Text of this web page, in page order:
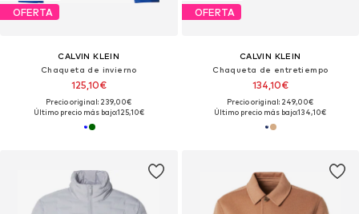
OFERTA
CALVIN KLEIN
Chaqueta de invierno
125,10€
Precio original: 239,00€
Último precio más bajo:125,10€
OFERTA
CALVIN KLEIN
Chaqueta de entretiempo
134,10€
Precio original: 249,00€
Último precio más bajo:134,10€